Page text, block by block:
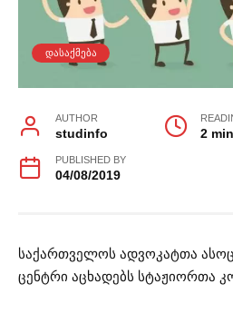
ᲓᲐᲡᲐᲥᲛᲔᲑᲐ
AUTHOR
studinfo 2 min
PUBLISHED BY
04/08/2019
საქართველოს ადვოკატთა
ცენტრი აცხადებს სტაჟიორთა